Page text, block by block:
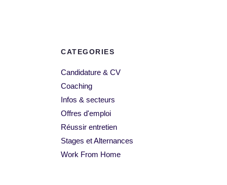
CATEGORIES
Candidature & CV
Coaching
Infos & secteurs
Offres d'emploi
Réussir entretien
Stages et Alternances
Work From Home